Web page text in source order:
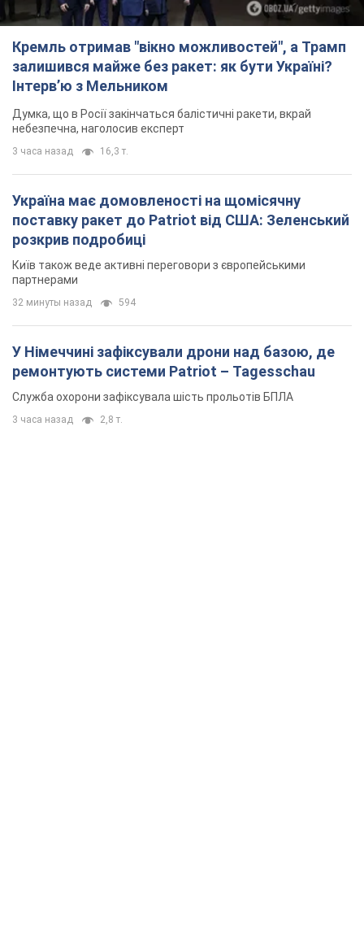
Кремль отримав "вікно можливостей", а Трамп
залишився майже без ракет: як бути Україні?
Інтерв’ю з Мельником
Думка, що в Росії закінчаться балістичні ракети, вкрай
небезпечна, наголосив експерт
3 часа назад 16,3 т.
Україна має домовленості на щомісячну
поставку ракет до Patriot від США: Зеленський
розкрив подробиці
Київ також веде активні переговори з європейськими
партнерами
32 минуты назад 594
У Німеччині зафіксували дрони над базою, де
ремонтують системи Patriot – Tagesschau
Служба охорони зафіксувала шість прольотів БПЛА
3 часа назад 2,8 т.